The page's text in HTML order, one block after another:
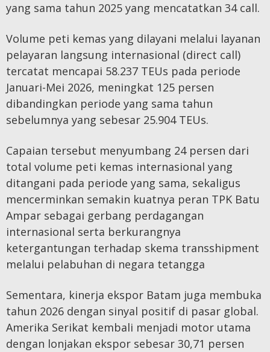
yang sama tahun 2025 yang mencatatkan 34 call.
Volume peti kemas yang dilayani melalui layanan
pelayaran langsung internasional (direct call)
tercatat mencapai 58.237 TEUs pada periode
Januari-Mei 2026, meningkat 125 persen
dibandingkan periode yang sama tahun
sebelumnya yang sebesar 25.904 TEUs.
Capaian tersebut menyumbang 24 persen dari
total volume peti kemas internasional yang
ditangani pada periode yang sama, sekaligus
mencerminkan semakin kuatnya peran TPK Batu
Ampar sebagai gerbang perdagangan
internasional serta berkurangnya
ketergantungan terhadap skema transshipment
melalui pelabuhan di negara tetangga
Sementara, kinerja ekspor Batam juga membuka
tahun 2026 dengan sinyal positif di pasar global.
Amerika Serikat kembali menjadi motor utama
dengan lonjakan ekspor sebesar 30,71 persen